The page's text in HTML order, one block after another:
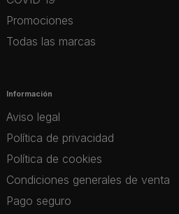
Promociones
Todas las marcas
Información
Aviso legal
Política de privacidad
Política de cookies
Condiciones generales de venta
Pago seguro